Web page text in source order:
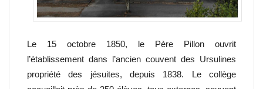
Le 15 octobre 1850, le Père Pillon ouvrit
l’établissement dans l’ancien couvent des Ursulines
propriété des jésuites, depuis 1838. Le collège